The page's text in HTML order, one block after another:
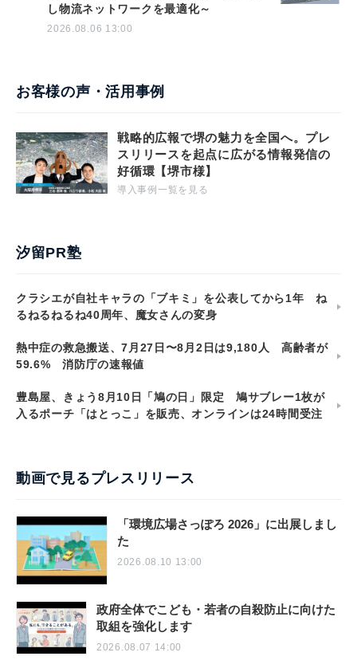
し物流ネットワークを最適化～
2026.08.06 13:00
お客様の声・活用事例
戦略的広報で堺の魅力を全国へ。プレ
スリリースを起点に広がる情報発信の
好循環【堺市様】
導入事例一覧を見る
汐留PR塾
クラシエが自社キャラの「ブキミ」を公表してから1年 ね
るねるねるね40周年、魔女さんの変身
熱中症の救急搬送、7月27日〜8月2日は9,180人 高齢者が
59.6% 消防庁の速報値
豊島屋、きょう8月10日「鳩の日」限定 鳩サブレー1枚が
入るポーチ「はとっこ」を販売、オンラインは24時間受注
動画で見るプレスリリース
「環境広場さっぽろ 2026」に出展しまし
た
2026.08.10 13:00
政府全体でこども・若者の自殺防止に向けた
取組を強化します
2026.08.07 14:00